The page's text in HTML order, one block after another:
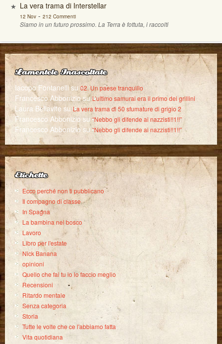
La vera trama di Interstellar
12 Nov- 212 Commenti
Siamo in un futuro prossimo. La Terra è fottuta, i raccolti
Lamentele Inascoltate
Iacopo Fontanellisu02. Un paese tranquillo
Francesco AbboniziosuL’ultimo samurai era il primo dei grillini
Laura Bellavite su La vera trama di 50 sfumature di grigio 2
Francesco Abbonizio su“Nebbo gli difende ai nazzisti!!1!!”
Francesco Abbonizio su“Nebbo gli difende ai nazzisti!!1!!”
Etichette
Ecco perché non ti pubblicano
Il compagno di classe
In Spagna
La bambina nel bosco
Lavoro
Libro per l'estate
Nick Banana
opinioni
Quello che fai tu io lo faccio meglio
Recensioni
Ritardo mentale
Senza categoria
Storia
Tutte le volte che ce l'abbiamo fatta
Vita quotidiana